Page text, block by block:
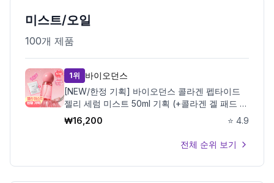
미스트/오일
100개 제품
1위
바이오던스
[NEW/한정 기획] 바이오던스 콜라겐 펩타이드
젤리 세럼 미스트 50ml 기획 (+콜라겐 겔 패드 10
매)
₩16,200 ⭐ 4.9
전체 순위 보기